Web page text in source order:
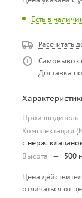
Есть в
Рассчитать
Самовывоз
Доставка
Производитель
Комплектация
с нерж.
Высота
— 500
Цена
отличаться от